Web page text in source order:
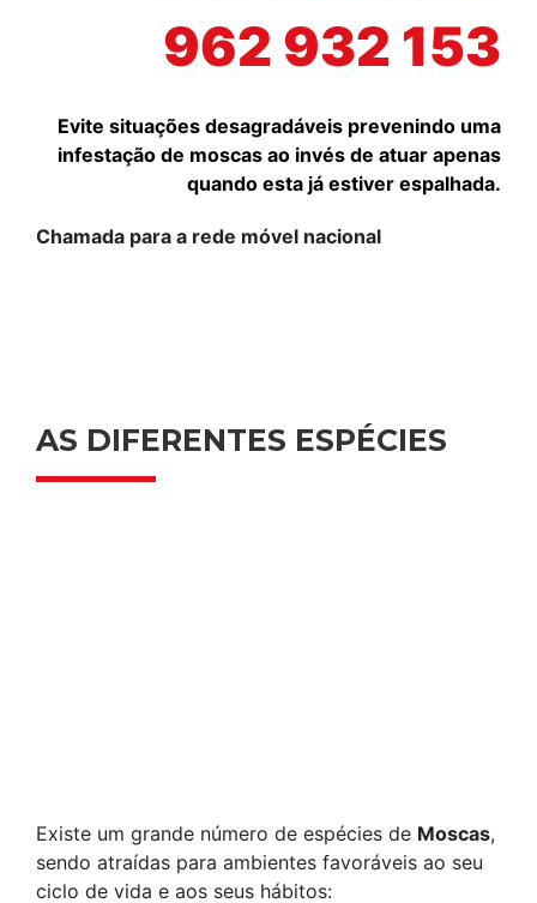
962 932 153
Evite situações desagradáveis prevenindo uma
infestação de moscas ao invés de atuar apenas
quando esta já estiver espalhada.
Chamada para a rede móvel nacional
AS DIFERENTES ESPÉCIES
Existe um grande número de espécies de Moscas,
sendo atraídas para ambientes favoráveis ao seu
ciclo de vida e aos seus hábitos: